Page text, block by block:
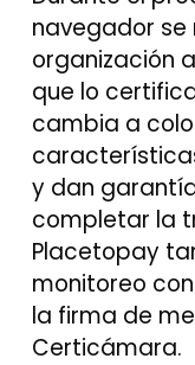
navegador
organización
que lo
cambia a
y dan
completar la
Placetopay
monitoreo
la firma de
Certicámara.